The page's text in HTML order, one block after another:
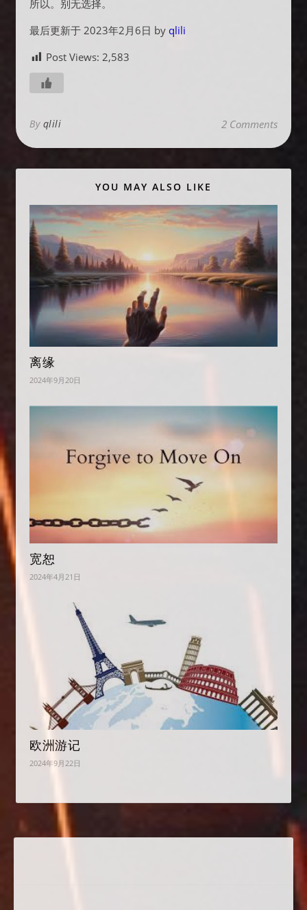
所以。别无选择。
最后更新于 2023年2月6日 by qlili
Post Views: 2,583
By qlili 2 Comments
YOU MAY ALSO LIKE
离缘
2024年9月20日
宽恕
2024年4月21日
欧洲游记
2024年9月22日